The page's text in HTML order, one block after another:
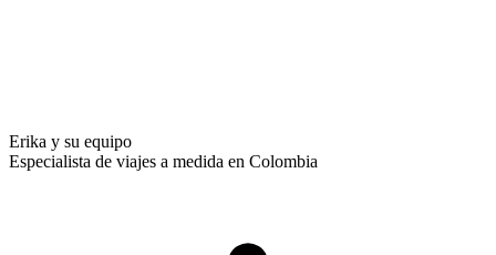
Erika y su equipo
Especialista de viajes a medida en Colombia